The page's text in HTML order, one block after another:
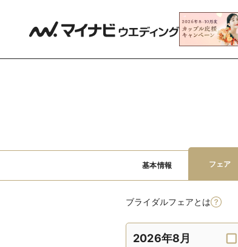
基本情報 フェア
ブライダルフェアとは
2026年8月